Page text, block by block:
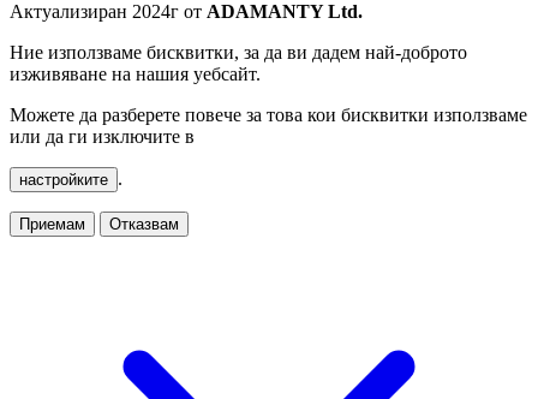
Актуализиран 2024г от ADAMANTY Ltd.
Ние използваме бисквитки, за да ви дадем най-доброто
изживяване на нашия уебсайт.
Можете да разберете повече за това кои бисквитки използваме
или да ги изключите в
настройките .
Приемам Отказвам